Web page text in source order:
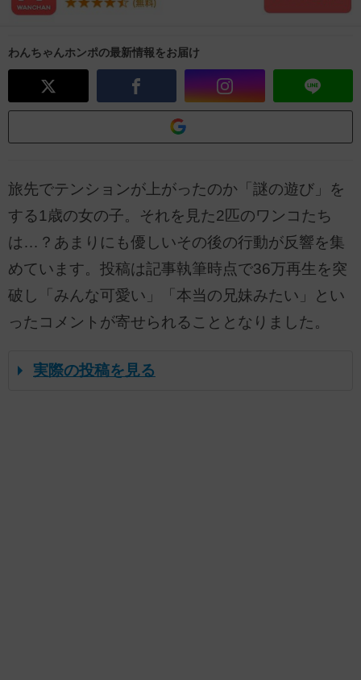
わんちゃんホンポの最新情報をお届け
旅先でテンションが上がったのか「謎の遊び」を
する1歳の女の子。それを見た2匹のワンコたち
は…？あまりにも優しいその後の行動が反響を集
めています。投稿は記事執筆時点で36万再生を突
破し「みんな可愛い」「本当の兄妹みたい」とい
ったコメントが寄せられることとなりました。
実際の投稿を見る